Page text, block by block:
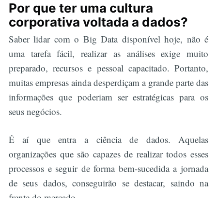
Por que ter uma cultura
corporativa voltada a dados?
Saber lidar com o Big Data disponível hoje, não é
uma tarefa fácil, realizar as análises exige muito
preparado, recursos e pessoal capacitado. Portanto,
muitas empresas ainda desperdiçam a grande parte das
informações que poderiam ser estratégicas para os
seus negócios.
É aí que entra a ciência de dados. Aquelas
organizações que são capazes de realizar todos esses
processos e seguir de forma bem-sucedida a jornada
de seus dados, conseguirão se destacar, saindo na